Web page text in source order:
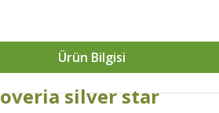
Ürün Bilgisi
silver star